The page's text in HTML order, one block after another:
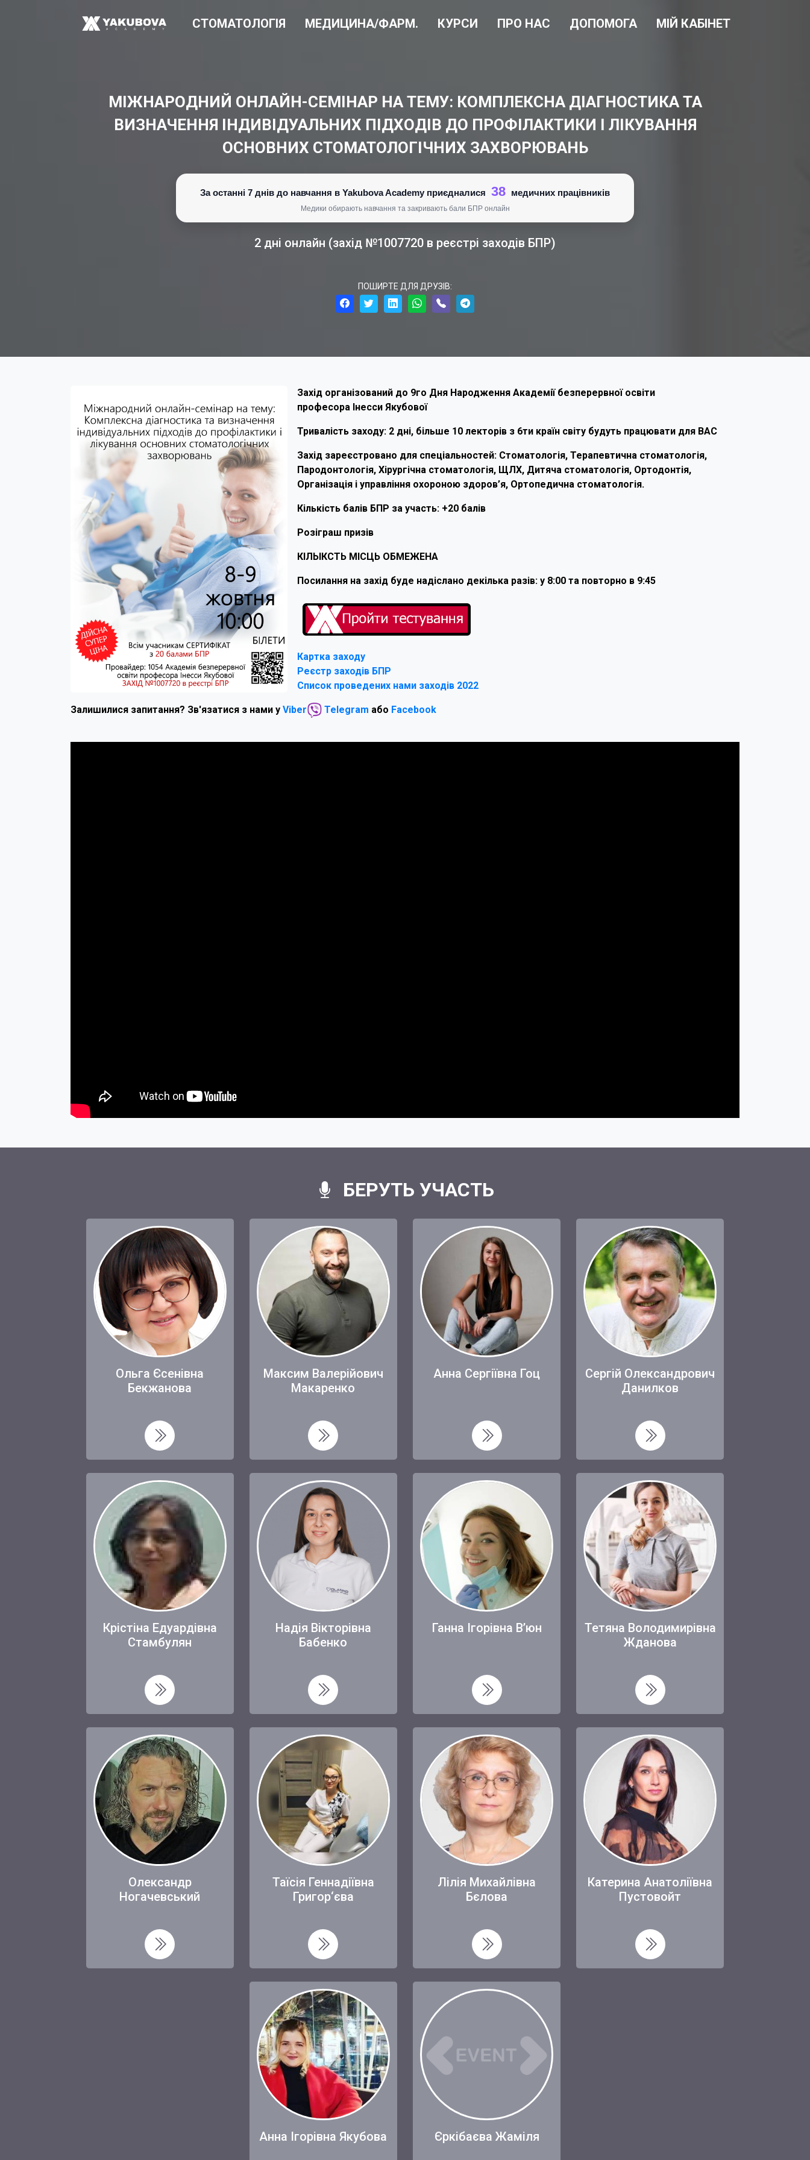
СТОМАТОЛОГІЯ МЕДИЦИНА/ФАРМ. КУРСИ ПРО НАС ДОПОМОГА МІЙ КАБІНЕТ
МІЖНАРОДНИЙ ОНЛАЙН-СЕМІНАР НА ТЕМУ: КОМПЛЕКСНА ДІАГНОСТИКА ТА
ВИЗНАЧЕННЯ ІНДИВІДУАЛЬНИХ ПІДХОДІВ ДО ПРОФІЛАКТИКИ І ЛІКУВАННЯ
ОСНОВНИХ СТОМАТОЛОГІЧНИХ ЗАХВОРЮВАНЬ
За останні 7 днів до навчання в Yakubova Academy приєдналися 38 медичних працівників
Медики обирають навчання та закривають бали БПР онлайн
2 дні онлайн (захід №1007720 в реєстрі заходів БПР)
ПОШИРТЕ ДЛЯ ДРУЗІВ:
Захід організований до 9го Дня Народження Академії безперервної освіти
професора Інесси Якубової
Тривалість заходу: 2 дні, більше 10 лекторів з 6ти країн світу будуть працювати для ВАС
Захід зареєстровано для спеціальностей: Стоматологія, Терапевтична стоматологія,
Пародонтологія, Хірургічна стоматологія, ЩЛХ, Дитяча стоматологія, Ортодонтія,
Організація і управління охороною здоров’я, Ортопедична стоматологія.
Кількість балів БПР за участь: +20 балів
Розіграш призів
КІЛЬІКСТЬ МІСЦЬ ОБМЕЖЕНА
Посилання на захід буде надіслано декілька разів: у 8:00 та повторно в 9:45
Картка заходу
Реєстр заходів БПР
Список проведених нами заходів 2022
Залишилися запитання? Зв'язатися з нами у Viber Telegram або Facebook
БЕРУТЬ УЧАСТЬ
Ольга Єсенівна
Бекжанова
Максим Валерійович
Макаренко
Анна Сергіївна Гоц
Сергій Олександрович
Данилков
Крістіна Едуардівна
Стамбулян
Надія Вікторівна
Бабенко
Ганна Ігорівна В’юн
Тетяна Володимирівна
Жданова
Олександр
Ногачевський
Таїсія Геннадіївна
Григор‘єва
Лілія Михайлівна
Бєлова
Катерина Анатоліївна
Пустовойт
Анна Ігорівна Якубова Єркібаєва Жаміля